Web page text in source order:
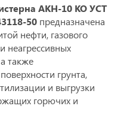
АКН-10 КОУСТ
50 предназначена
нефти, газового
неагрессивных
также
грунта,
и выгрузки
горючих и